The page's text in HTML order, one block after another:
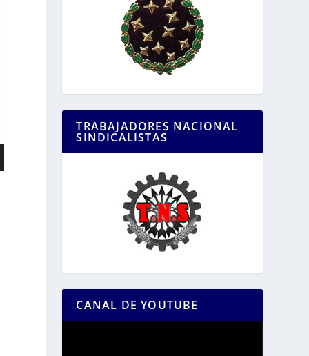
TRABAJADORES NACIONAL
SINDICALISTAS
CANAL DE YOUTUBE